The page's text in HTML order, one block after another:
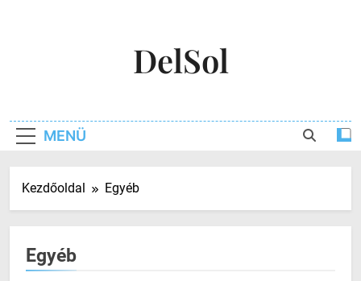
DelSol
MENÜ
Kezdőoldal Egyéb
Egyéb